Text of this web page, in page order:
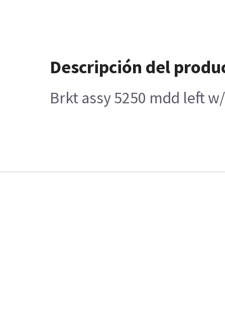
Descripción del
Brkt assy 5250 mdd left